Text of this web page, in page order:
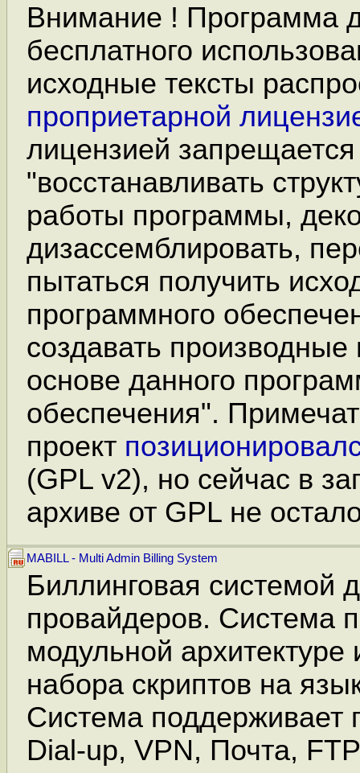
Внимание ! Программа
бесплатного
исходные тексты
проприетарной
лицензией запрещается
"восстанавливать
работы программы,
дизассемблировать,
пытаться получить
программного
создавать
основе данного
обеспечения".
проект
(GPL v2), но сейчас в
архиве от GPL не
MABILL - Multi Admin Billing System
Биллинговая системой
провайдеров. Система
модульной архитектуре
набора скриптов на
Cистема поддерживает
Dial-up, VPN, Почта,